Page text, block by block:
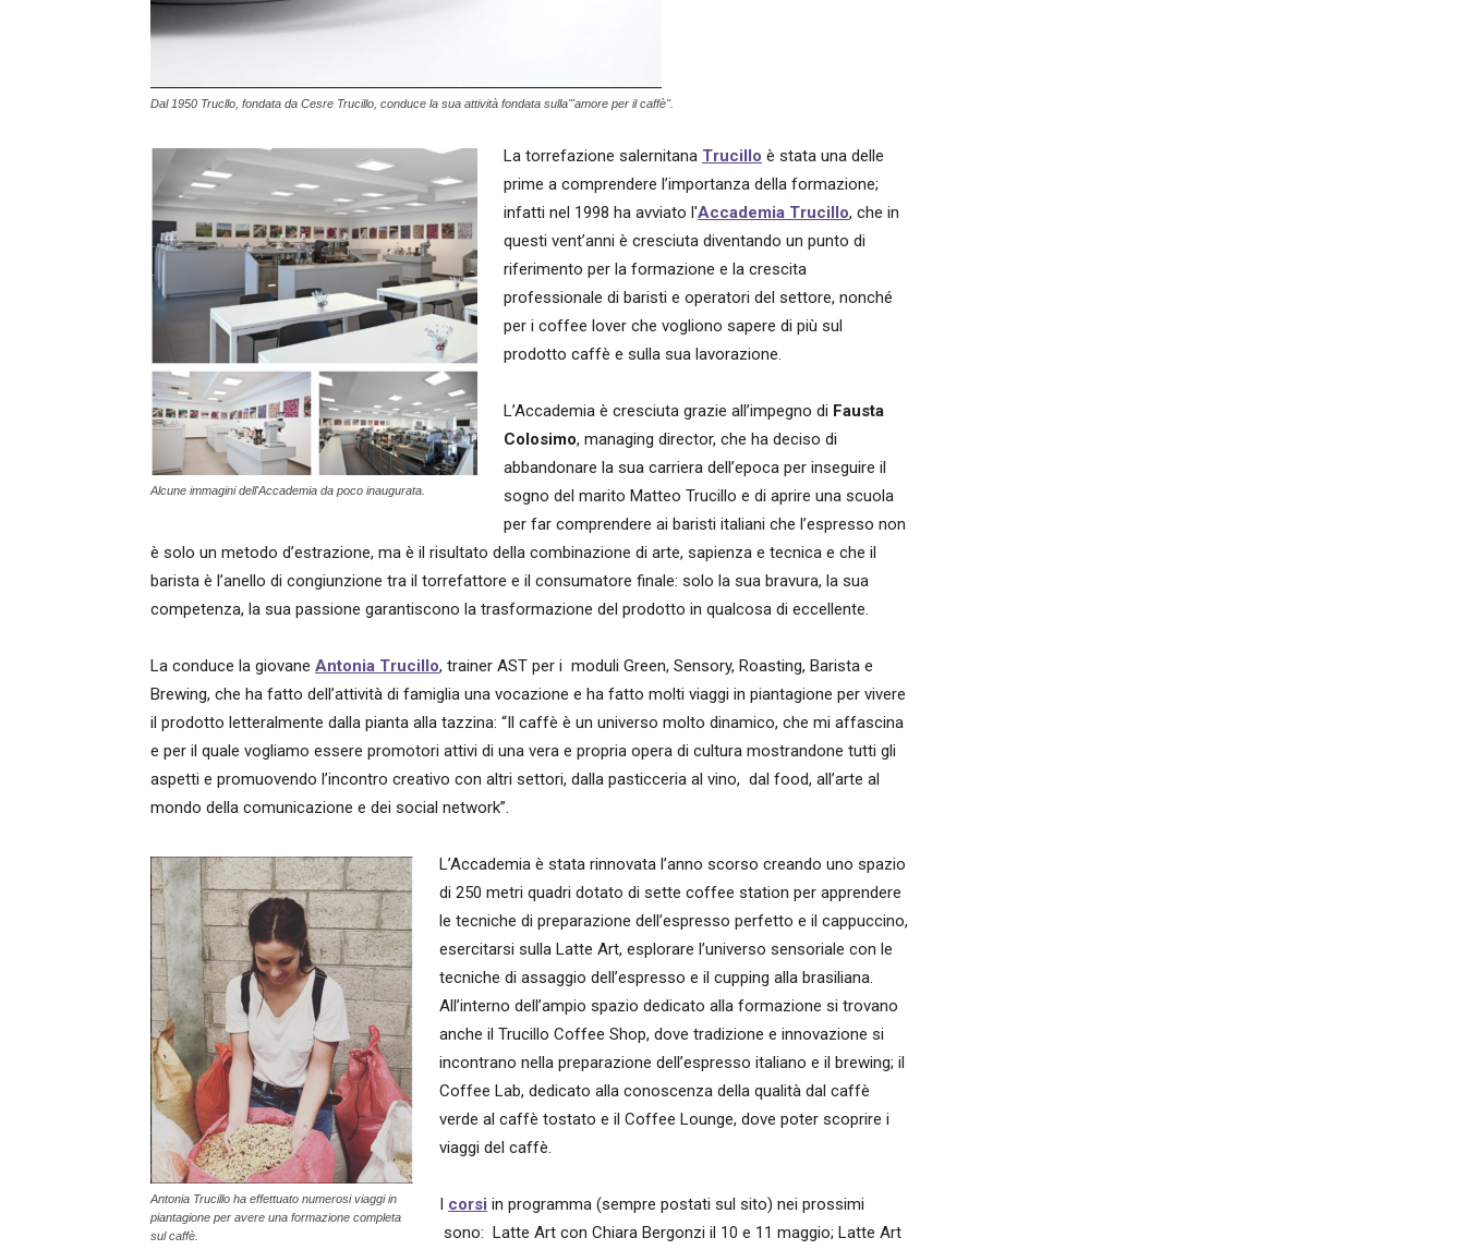
Dal 1950 Trucllo, fondata da Cesre Trucillo, conduce la sua attività fondata sulla'"amore per il caffè".
Alcune immagini dell'Accademia da poco inaugurata.
La torrefazione salernitana Trucillo è stata una delle
prime a comprendere l’importanza della formazione;
infatti nel 1998 ha avviato l'Accademia Trucillo, che in
questi vent’anni è cresciuta diventando un punto di
riferimento per la formazione e la crescita
professionale di baristi e operatori del settore, nonché
per i coffee lover che vogliono sapere di più sul
prodotto caffè e sulla sua lavorazione.
L’Accademia è cresciuta grazie all’impegno di Fausta
Colosimo, managing director, che ha deciso di
abbandonare la sua carriera dell’epoca per inseguire il
sogno del marito Matteo Trucillo e di aprire una scuola
per far comprendere ai baristi italiani che l’espresso non
è solo un metodo d’estrazione, ma è il risultato della combinazione di arte, sapienza e tecnica e che il
barista è l’anello di congiunzione tra il torrefattore e il consumatore finale: solo la sua bravura, la sua
competenza, la sua passione garantiscono la trasformazione del prodotto in qualcosa di eccellente.
La conduce la giovane Antonia Trucillo, trainer AST per i moduli Green, Sensory, Roasting, Barista e
Brewing, che ha fatto dell’attività di famiglia una vocazione e ha fatto molti viaggi in piantagione per vivere
il prodotto letteralmente dalla pianta alla tazzina: “Il caffè è un universo molto dinamico, che mi affascina
e per il quale vogliamo essere promotori attivi di una vera e propria opera di cultura mostrandone tutti gli
aspetti e promuovendo l’incontro creativo con altri settori, dalla pasticceria al vino, dal food, all’arte al
mondo della comunicazione e dei social network”.
Antonia Trucillo ha effettuato numerosi viaggi in
piantagione per avere una formazione completa
sul caffè.
L’Accademia è stata rinnovata l’anno scorso creando uno spazio
di 250 metri quadri dotato di sette coffee station per apprendere
le tecniche di preparazione dell’espresso perfetto e il cappuccino,
esercitarsi sulla Latte Art, esplorare l’universo sensoriale con le
tecniche di assaggio dell’espresso e il cupping alla brasiliana.
All’interno dell’ampio spazio dedicato alla formazione si trovano
anche il Trucillo Coffee Shop, dove tradizione e innovazione si
incontrano nella preparazione dell’espresso italiano e il brewing; il
Coffee Lab, dedicato alla conoscenza della qualità dal caffè
verde al caffè tostato e il Coffee Lounge, dove poter scoprire i
viaggi del caffè.
I corsi in programma (sempre postati sul sito) nei prossimi
sono: Latte Art con Chiara Bergonzi il 10 e 11 maggio; Latte Art